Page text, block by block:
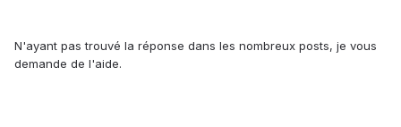
N'ayant pas trouvé la réponse dans les nombreux posts, je vous
demande de l'aide.